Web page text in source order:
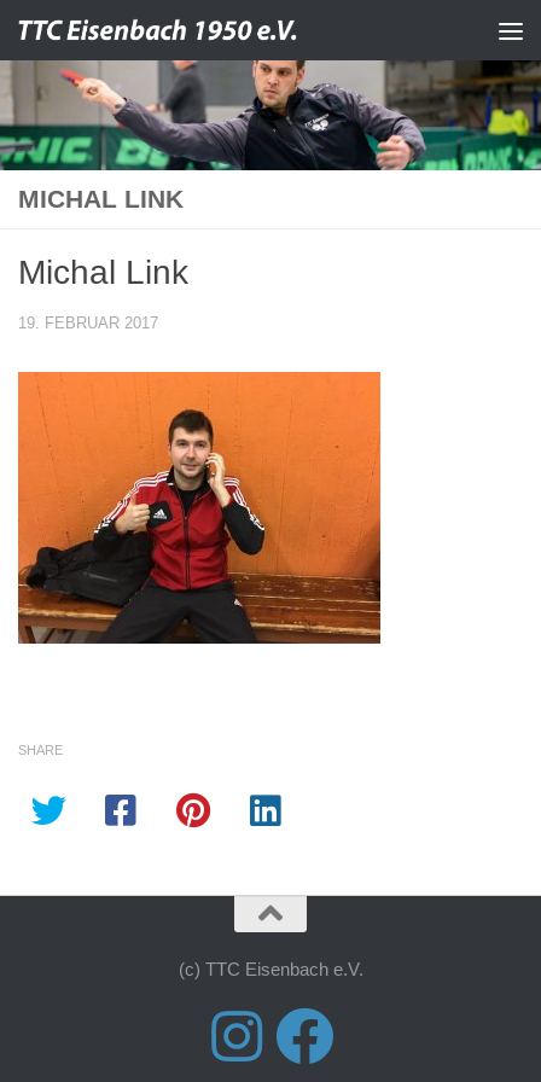
Zum Inhalt springen
MICHAL LINK
Michal Link
19. FEBRUAR 2017
SHARE
(c) TTC Eisenbach e.V.